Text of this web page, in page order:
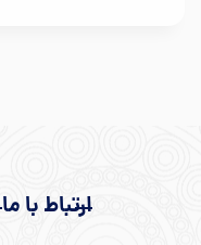
ارتباط با ما